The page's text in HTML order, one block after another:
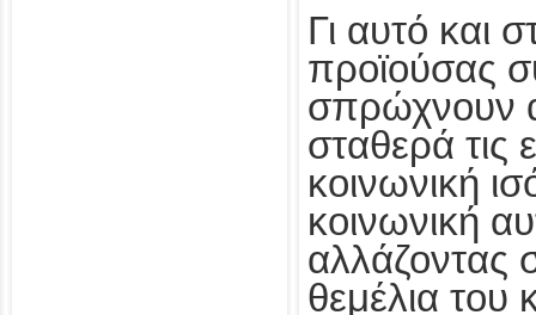
Γι αυτό και
προϊούσας
σπρώχνουν
σταθερά τις
κοινωνική
κοινωνική
αλλάζοντας
θεμέλια του